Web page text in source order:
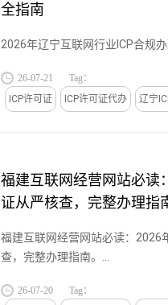
全指南
2026年辽宁互联网行业ICP合规
26-07-21
Tag：
ICP许可证
ICP许可证代办 辽宁
福建互联网经营网站必读
证从严核查，完整办理指
福建互联网经营网站必读：2026
查，完整办理指南。...
26-07-20
Tag：